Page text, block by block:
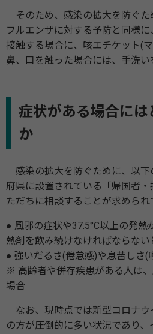
そのため、感染の拡大を防ぐた
フルエンザに対する予防と同様
接触する場合に、咳エチケット(
鼻、口を触った場合には、手洗い
症状がある場合に
か
感染の拡大を防ぐために、以下
府県に設置されている「帰国者
ただちに相談することが求められ
● 風邪の症状や37.5°C以上の発
熱剤を飲み続けなければならない
● 強いだるさ(倦怠感)や息苦しさ(
※ 高齢者や併存疾患がある人は
場合
なお、現時点では新型コロナウ
の方が圧倒的に多い状況であり